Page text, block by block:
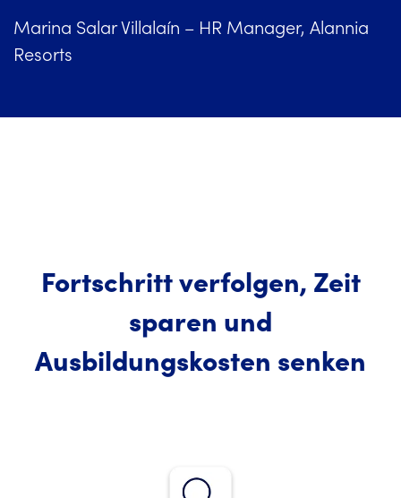
Marina Salar Villalaín – HR Manager, Alannia
Resorts
Fortschritt verfolgen, Zeit
sparen und
Ausbildungskosten senken